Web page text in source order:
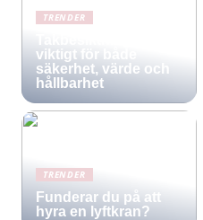
TRENDER
viktigt för både
säkerhet, värde och
hållbarhet
TRENDER
Funderar du på att
hyra en lyftkran?